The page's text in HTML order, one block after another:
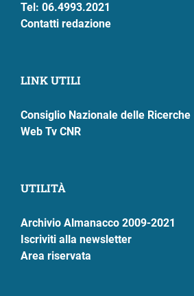
Tel: 06.4993.2021
Contatti redazione
LINK UTILI
Consiglio Nazionale delle Ricerche
Web Tv CNR
UTILITÀ
Archivio Almanacco 2009-2021
Iscriviti alla newsletter
Area riservata